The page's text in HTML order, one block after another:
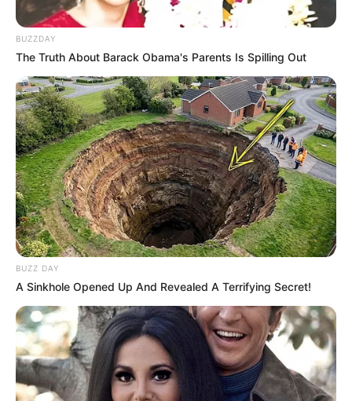
BUZZDAY
The Truth About Barack Obama's Parents Is Spilling Out
BUZZ DAY
A Sinkhole Opened Up And Revealed A Terrifying Secret!